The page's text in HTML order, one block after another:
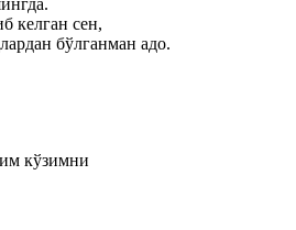
келган сен,
бўлганман адо.
кўзимни